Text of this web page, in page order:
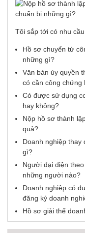
Tôi sắp tới có nhu
Hồ sơ chuyển từ
những gì?
Văn bản ủy quyền
có cần công chứng
Có được sử dụng
hay không?
Nộp hồ sơ thành
quả?
Doanh nghiệp
gì?
Người đại diện
những người nào?
Doanh nghiệp có
đăng ký doanh
Hồ sơ giải thể